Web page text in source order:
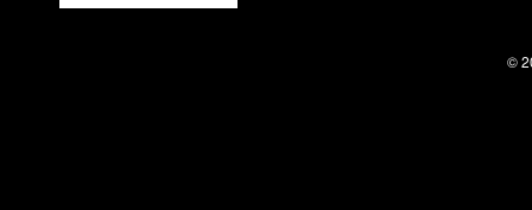
©